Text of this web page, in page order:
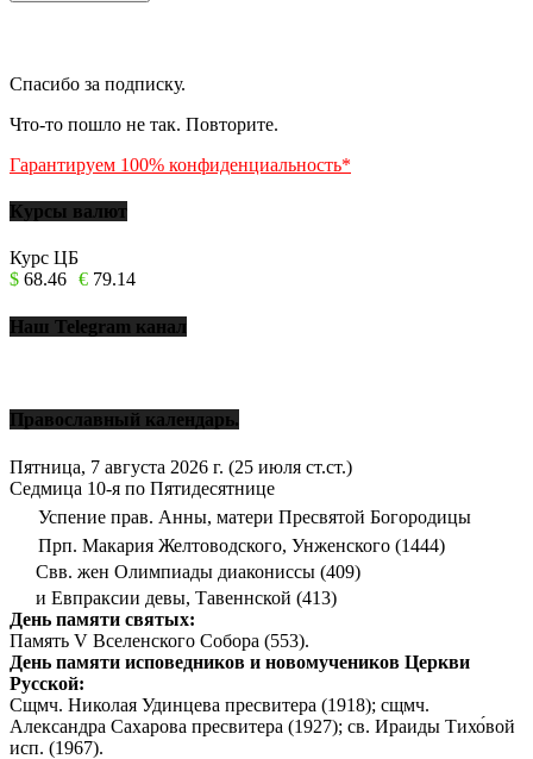
Спасибо за подписку.
Что-то пошло не так. Повторите.
Гарантируем 100% конфиденциальность*
Курсы валют
Курс ЦБ
$ 68.46 € 79.14
Наш Telegram канал
Православный календарь.
Пятница, 7 августа 2026 г. (25 июля ст.ст.)
Седмица 10-я по Пятидесятнице
Успение прав. Анны, матери Пресвятой Богородицы
Прп. Макария Желтоводского, Унженского (1444)
Свв. жен Олимпиады диакониссы (409)
и Евпраксии девы, Тавеннской (413)
День памяти святых:
Память V Вселенского Собора (553).
День памяти исповедников и новомучеников Церкви
Русской:
Сщмч. Николая Удинцева пресвитера (1918); сщмч.
Александра Сахарова пресвитера (1927); св. Ираиды Тихо́вой
исп. (1967).